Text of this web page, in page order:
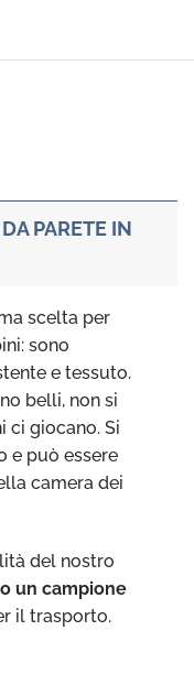
PARETE IN
scelta per
sono
e tessuto.
belli, non si
ci giocano. Si
e può essere
camera dei
del nostro
un campione
il trasporto.